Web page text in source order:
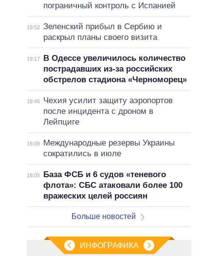
пограничный контроль с Испанией
19:52 Зеленский прибыл в Сербию и
раскрыл планы своего визита
19:17
В Одессе увеличилось количество
пострадавших из-за российских
обстрелов стадиона «Черноморец»
18:45
Чехия усилит защиту аэропортов
после инцидента с дроном в
Лейпциге
18:09
Международные резервы Украины
сократились в июле
18:05
База ФСБ и 6 судов «теневого
флота»: СБС атаковали более 100
вражеских целей россиян
Больше новостей
ИНФОГРАФИКА